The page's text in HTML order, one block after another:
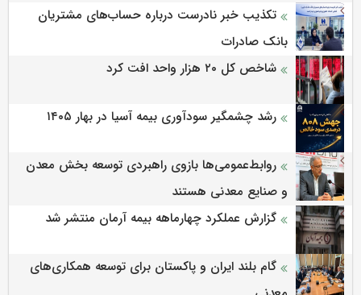
تکذیب خبر نادرست درباره حساب‌های مشتریان
بانک صادرات
شاخص کل ۲۰ هزار واحد افت کرد
رشد چشمگیر سودآوری بیمه آسیا در بهار ۱۴۰۵
روابط‌‌عمومی‌ها بازوی راهبردی توسعه بخش معدن
و صنایع معدنی هستند
گزارش عملکرد چهارماهه بیمه آرمان منتشر شد
گام بلند ایران و پاکستان برای توسعه همکاری‌های